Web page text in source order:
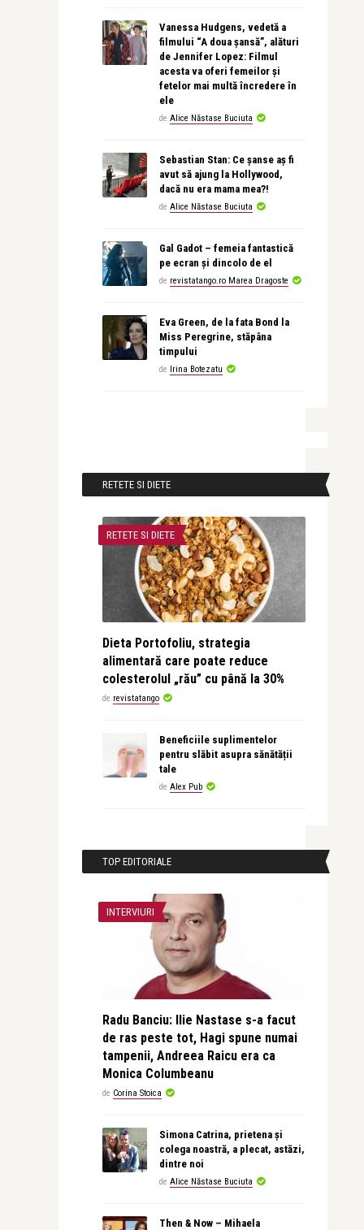
Vanessa Hudgens, vedetă a
filmului “A doua șansă”, alături
de Jennifer Lopez: Filmul
acesta va oferi femeilor și
fetelor mai multă încredere în
ele
de Alice Năstase Buciuta
Sebastian Stan: Ce șanse aș fi
avut să ajung la Hollywood,
dacă nu era mama mea?!
de Alice Năstase Buciuta
Gal Gadot – femeia fantastică
pe ecran și dincolo de el
de revistatango.ro Marea Dragoste
Eva Green, de la fata Bond la
Miss Peregrine, stăpâna
timpului
de Irina Botezatu
RETETE SI DIETE
RETETE SI DIETE
Dieta Portofoliu, strategia
alimentară care poate reduce
colesterolul „rău” cu până la 30%
de revistatango
Beneficiile suplimentelor
pentru slăbit asupra sănătății
tale
de Alex Pub
TOP EDITORIALE
INTERVIURI
Radu Banciu: Ilie Nastase s-a facut
de ras peste tot, Hagi spune numai
tampenii, Andreea Raicu era ca
Monica Columbeanu
de Corina Stoica
Simona Catrina, prietena și
colega noastră, a plecat, astăzi,
dintre noi
de Alice Năstase Buciuta
Then & Now – Mihaela